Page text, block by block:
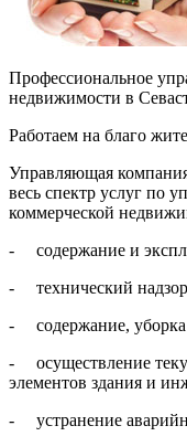
Профессиональное
недвижимости в
Работаем на благо
Управляющая
весь спектр услуг по
коммерческой
- содержание и
- технический надзор
- содержание, уборка
- осуществление
элементов здания и
- устранение